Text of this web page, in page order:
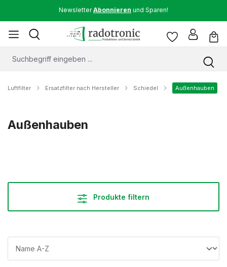
NewsletterAbonnieren und Sparen!
Luftfilter Ersatzfilter nach Hersteller Schiedel Außenhauben
Außenhauben
Produkte filtern